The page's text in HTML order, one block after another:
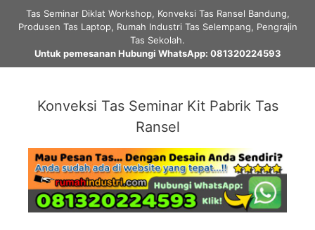
Tas Seminar Diklat Workshop, Konveksi Tas Ransel Bandung,
Produsen Tas Laptop, Rumah Industri Tas Selempang, Pengrajin
Tas Sekolah.
Untuk pemesanan Hubungi WhatsApp: 081320224593
Konveksi Tas Seminar Kit Pabrik Tas
Ransel